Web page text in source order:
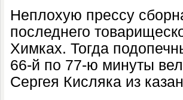
Неплохую прессу
последнего
Химках. Тогда
66-й по 77-ю минуты
Сергея Кисляка из